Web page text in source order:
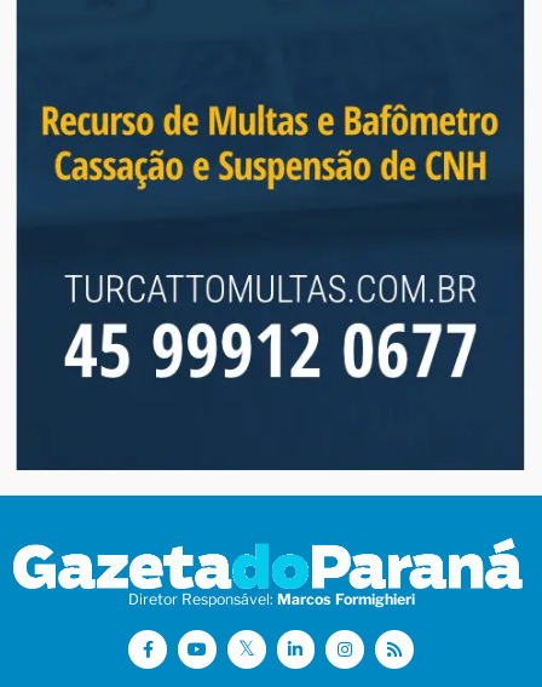
Diretor Responsável: Marcos Formighieri